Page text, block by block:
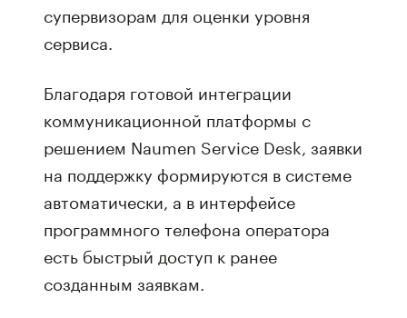
супервизорам для оценки уровня
сервиса.
Благодаря готовой интеграции
коммуникационной платформы с
решением Naumen Service Desk, заявки
на поддержку формируются в системе
автоматически, а в интерфейсе
программного телефона оператора
есть быстрый доступ к ранее
созданным заявкам.